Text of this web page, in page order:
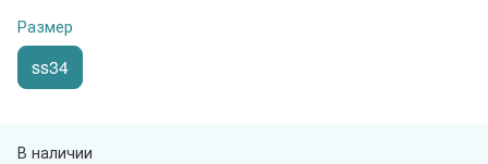
Размер
ss34
В наличии